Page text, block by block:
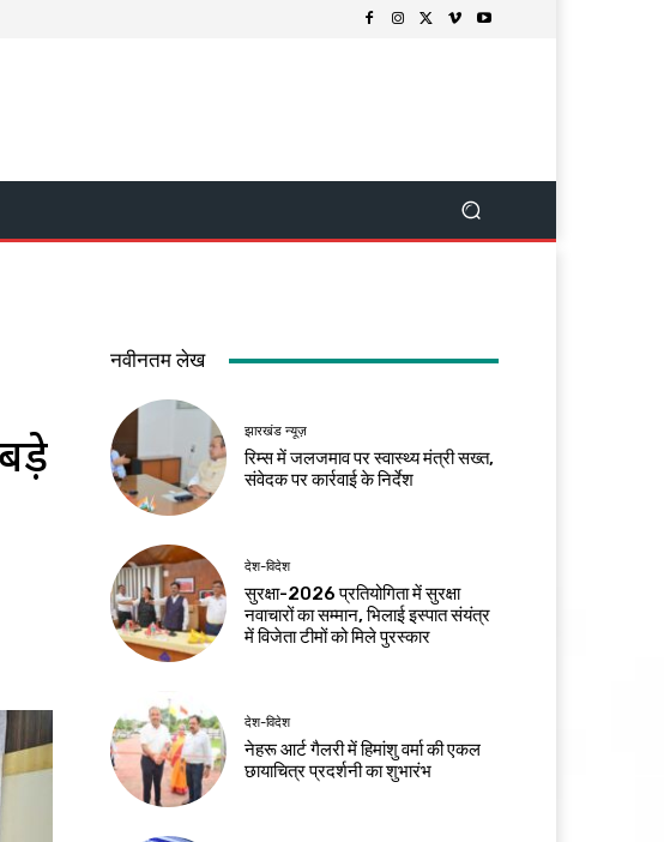
नवीनतम लेख
झारखंड न्यूज़
रिम्स में जलजमाव पर स्वास्थ्य मंत्री सख्त,
संवेदक पर कार्रवाई के निर्देश
देश-विदेश
सुरक्षा-2026 प्रतियोगिता में सुरक्षा
नवाचारों का सम्मान, भिलाई इस्पात संयंत्र
में विजेता टीमों को मिले पुरस्कार
देश-विदेश
नेहरू आर्ट गैलरी में हिमांशु वर्मा की एकल
छायाचित्र प्रदर्शनी का शुभारंभ